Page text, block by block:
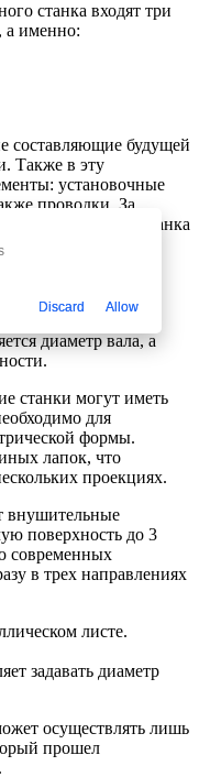
станка входят три
а именно:
составляющие будущей
Также в эту
установочные
проводки. За
прокатного станка
соединяются с
передаточных
оборудования
диаметр вала, а
станки могут иметь
для
формы.
лапок, что
проекциях.
внушительные
поверхность до 3
современных
в трех направлениях
листе.
задавать диаметр
осуществлять лишь
прошел
Discard Allow